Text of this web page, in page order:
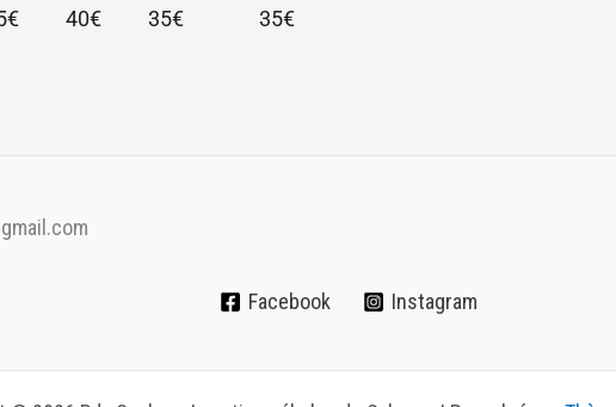
40€ 35€ 35€
Facebook Instagram